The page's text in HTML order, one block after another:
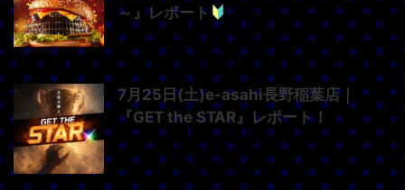
～』レポート
7月25日(土)e-asahi長野稲葉店｜
『GET the STAR』レポート！